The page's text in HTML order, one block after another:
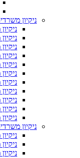
ניקיון
ניקיון